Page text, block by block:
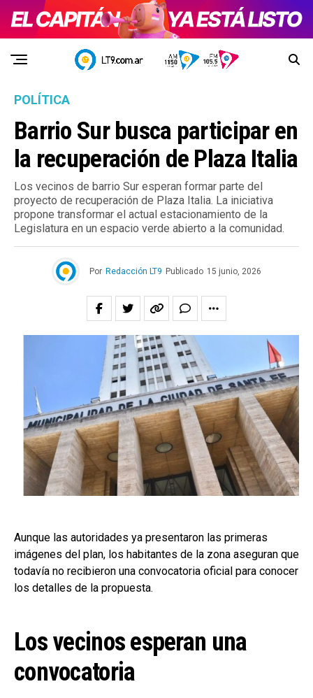
POLÍTICA
Barrio Sur busca participar en
la recuperación de Plaza Italia
Los vecinos de barrio Sur esperan formar parte del
proyecto de recuperación de Plaza Italia. La iniciativa
propone transformar el actual estacionamiento de la
Legislatura en un espacio verde abierto a la comunidad.
Por Redacción LT9 Publicado 15 junio, 2026
Aunque las autoridades ya presentaron las primeras
imágenes del plan, los habitantes de la zona aseguran que
todavía no recibieron una convocatoria oficial para conocer
los detalles de la propuesta.
Los vecinos esperan una
convocatoria